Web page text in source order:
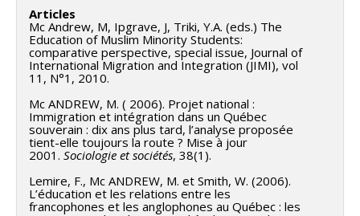
Articles
Mc Andrew, M, Ipgrave, J, Triki, Y.A. (eds.) The
Education of Muslim Minority Students:
comparative perspective, special issue, Journal of
International Migration and Integration (JIMI), vol
11, N°1, 2010.
Mc ANDREW, M. ( 2006). Projet national :
Immigration et intégration dans un Québec
souverain : dix ans plus tard, l’analyse proposée
tient-elle toujours la route ? Mise à jour
2001. Sociologie et sociétés, 38(1).
Lemire, F., Mc ANDREW, M. et Smith, W. (2006).
L’éducation et les relations entre les
francophones et les anglophones au Québec : les